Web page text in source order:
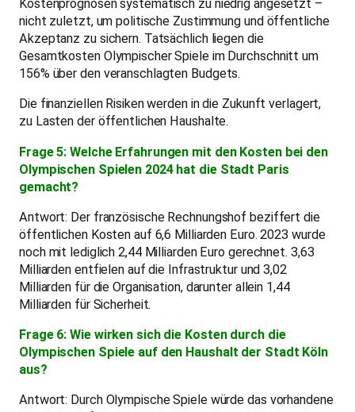
Kostenprognosen systematisch zu niedrig angesetzt –
nicht zuletzt, um politische Zustimmung und öffentliche
Akzeptanz zu sichern. Tatsächlich liegen die
Gesamtkosten Olympischer Spiele im Durchschnitt um
156% über den veranschlagten Budgets.
Die finanziellen Risiken werden in die Zukunft verlagert,
zu Lasten der öffentlichen Haushalte.
Frage 5: Welche Erfahrungen mit den Kosten bei den
Olympischen Spielen 2024 hat die Stadt Paris
gemacht?
Antwort: Der französische Rechnungshof beziffert die
öffentlichen Kosten auf 6,6 Milliarden Euro. 2023 wurde
noch mit lediglich 2,44 Milliarden Euro gerechnet. 3,63
Milliarden entfielen auf die Infrastruktur und 3,02
Milliarden für die Organisation, darunter allein 1,44
Milliarden für Sicherheit.
Frage 6: Wie wirken sich die Kosten durch die
Olympischen Spiele auf den Haushalt der Stadt Köln
aus?
Antwort: Durch Olympische Spiele würde das vorhandene